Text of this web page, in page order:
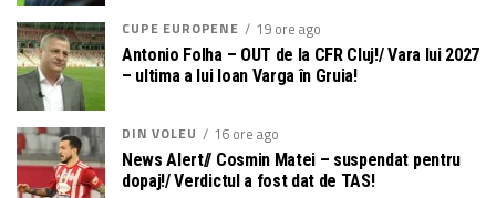
CUPE EUROPENE 19 ore ago
Antonio Folha – OUT de la CFR Cluj!/ Vara lui 2027
– ultima a lui Ioan Varga în Gruia!
DIN VOLEU 16 ore ago
News Alert// Cosmin Matei – suspendat pentru
dopaj!/ Verdictul a fost dat de TAS!